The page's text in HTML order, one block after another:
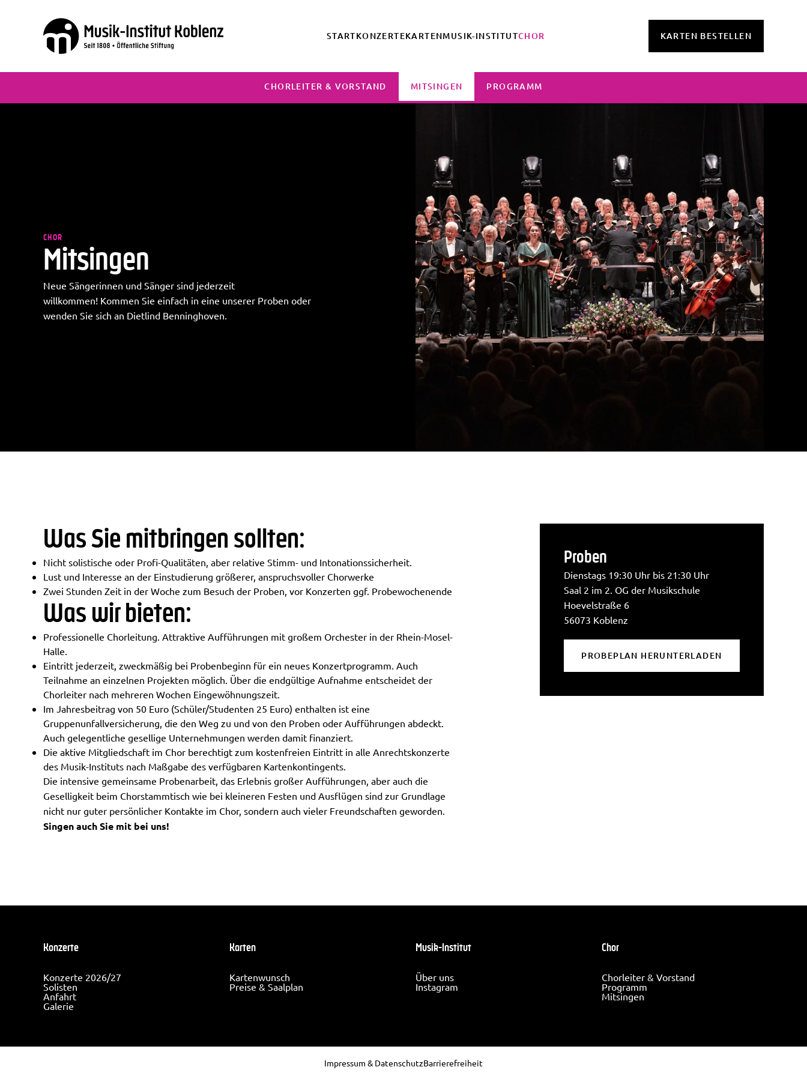
STARTKONZERTEKARTENMUSIK-INSTITUTCHOR KARTEN BESTELLEN
CHORLEITER & VORSTAND MITSINGEN PROGRAMM
CHOR
Mitsingen
Neue Sängerinnen und Sänger sind jederzeit
willkommen! Kommen Sie einfach in eine unserer Proben oder
wenden Sie sich an Dietlind Benninghoven.
Was Sie mitbringen sollten:
Nicht solistische oder Profi-Qualitäten, aber relative Stimm- und Intonationssicherheit.
Lust und Interesse an der Einstudierung größerer, anspruchsvoller Chorwerke
Zwei Stunden Zeit in der Woche zum Besuch der Proben, vor Konzerten ggf. Probewochenende
Was wir bieten:
Professionelle Chorleitung. Attraktive Aufführungen mit großem Orchester in der Rhein-Mosel-
Halle.
Eintritt jederzeit, zweckmäßig bei Probenbeginn für ein neues Konzertprogramm. Auch
Teilnahme an einzelnen Projekten möglich. Über die endgültige Aufnahme entscheidet der
Chorleiter nach mehreren Wochen Eingewöhnungszeit.
Im Jahresbeitrag von 50 Euro (Schüler/Studenten 25 Euro) enthalten ist eine
Gruppenunfallversicherung, die den Weg zu und von den Proben oder Aufführungen abdeckt.
Auch gelegentliche gesellige Unternehmungen werden damit finanziert.
Die aktive Mitgliedschaft im Chor berechtigt zum kostenfreien Eintritt in alle Anrechtskonzerte
des Musik-Instituts nach Maßgabe des verfügbaren Kartenkontingents.
Die intensive gemeinsame Probenarbeit, das Erlebnis großer Aufführungen, aber auch die
Geselligkeit beim Chorstammtisch wie bei kleineren Festen und Ausflügen sind zur Grundlage
nicht nur guter persönlicher Kontakte im Chor, sondern auch vieler Freundschaften geworden.
Singen auch Sie mit bei uns!
Proben
Dienstags 19:30 Uhr bis 21:30 Uhr
Saal 2 im 2. OG der Musikschule
Hoevelstraße 6
56073 Koblenz
PROBEPLAN HERUNTERLADEN
Konzerte
Konzerte 2026/27
Solisten
Anfahrt
Galerie
Karten
Kartenwunsch
Preise & Saalplan
Musik-Institut
Über uns
Instagram
Chor
Chorleiter & Vorstand
Programm
Mitsingen
Impressum & DatenschutzBarrierefreiheit